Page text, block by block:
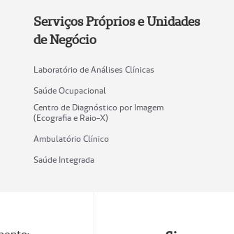
Serviços Próprios e Unidades
de Negócio
Laboratório de Análises Clínicas
Saúde Ocupacional
Centro de Diagnóstico por Imagem
(Ecografia e Raio-X)
Ambulatório Clínico
Saúde Integrada